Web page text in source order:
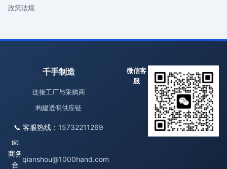
政策法规
千手制造
连接工厂与采购商
构建透明供应链
📞 客服热线： 15732211269
📧
商务
合
qianshou@1000hand.com
微信客
服